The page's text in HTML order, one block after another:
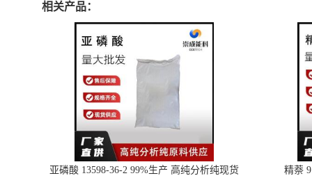
相关产品：
亚磷酸 13598-36-2 99%生产 高纯分析纯现货 精萘